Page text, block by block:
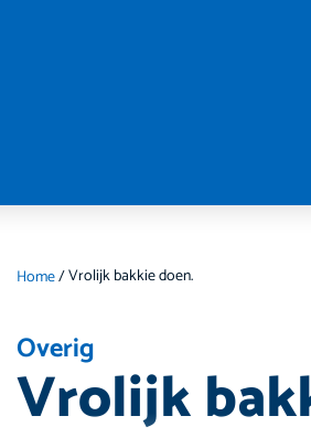
Home/Vrolijk bakkie doen.
Overig
Vrolijk